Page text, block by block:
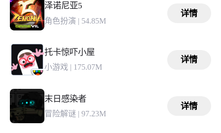
泽诺尼亚5
角色扮演 | 54.85M
详情
托卡惊吓小屋
小游戏| 175.07M
详情
末日感染者
冒险解谜 | 97.23M
详情